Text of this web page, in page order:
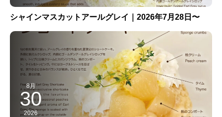
シャインマスカットアールグレイ｜2026年7月28日〜
8月
30
2026